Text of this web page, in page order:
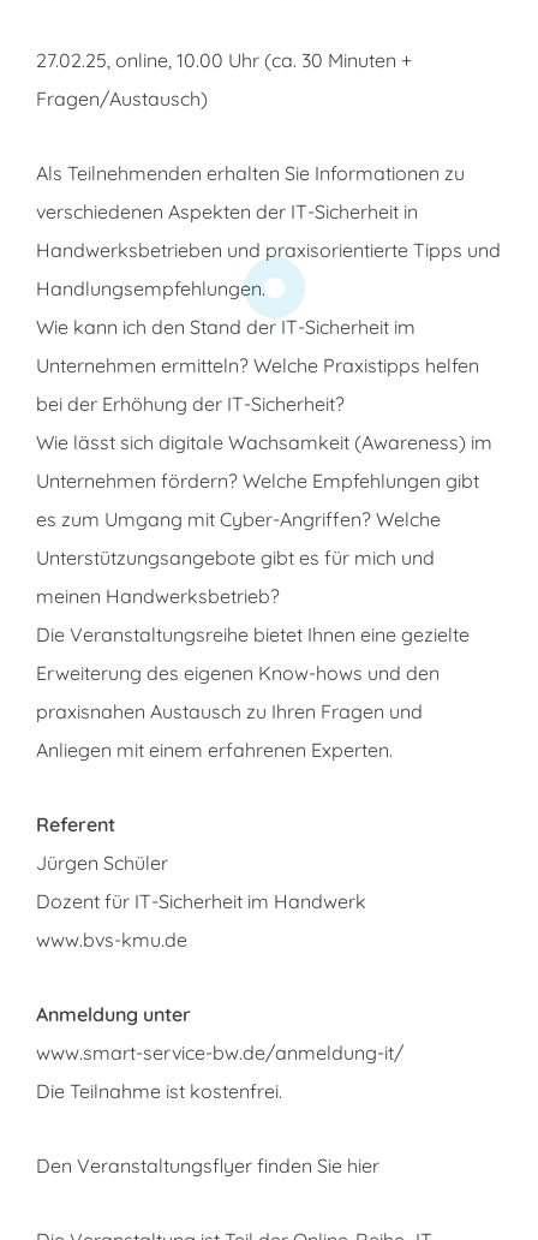
27.02.25, online, 10.00 Uhr (ca. 30 Minuten +
Fragen/Austausch)
Als Teilnehmenden erhalten Sie Informationen zu
verschiedenen Aspekten der IT-Sicherheit in
Handwerksbetrieben und praxisorientierte Tipps und
Handlungsempfehlungen.
Wie kann ich den Stand der IT-Sicherheit im
Unternehmen ermitteln? Welche Praxistipps helfen
bei der Erhöhung der IT-Sicherheit?
Wie lässt sich digitale Wachsamkeit (Awareness) im
Unternehmen fördern? Welche Empfehlungen gibt
es zum Umgang mit Cyber-Angriffen? Welche
Unterstützungsangebote gibt es für mich und
meinen Handwerksbetrieb?
Die Veranstaltungsreihe bietet Ihnen eine gezielte
Erweiterung des eigenen Know-hows und den
praxisnahen Austausch zu Ihren Fragen und
Anliegen mit einem erfahrenen Experten.
Referent
Jürgen Schüler
Dozent für IT-Sicherheit im Handwerk
www.bvs-kmu.de
Anmeldung unter
www.smart-service-bw.de/anmeldung-it/
Die Teilnahme ist kostenfrei.
DenVeranstaltungsflyer finden Sie hier